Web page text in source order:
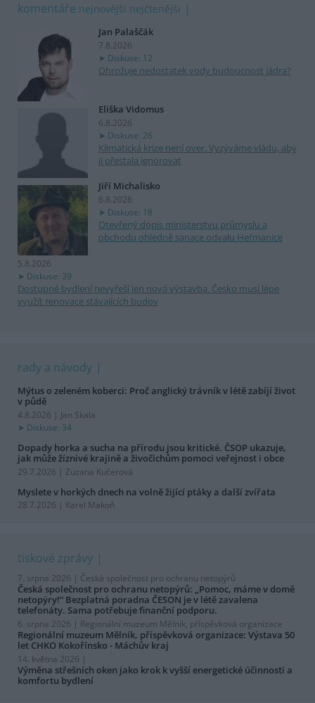
komentáře nejnovější nejčtenější
Jan Palaščák
7.8.2026
Diskuse: 12
Ohrožuje nedostatek vody budoucnost jádra?
Eliška Vidomus
6.8.2026
Diskuse: 26
Klimatická krize není over. Vyzýváme vládu, aby
ji přestala ignorovat
Jiří Michalisko
6.8.2026
Diskuse: 18
Otevřený dopis ministerstvu průmyslu a
obchodu ohledně sanace odvalu Heřmanice
5.8.2026
Diskuse: 39
Dostupné bydlení nevyřeší jen nová výstavba. Česko musí lépe
využít renovace stávajících budov
rady a návody
Mýtus o zeleném koberci: Proč anglický trávník v létě zabíjí život
v půdě
4.8.2026 | Jan Skala
Diskuse: 34
Dopady horka a sucha na přírodu jsou kritické. ČSOP ukazuje,
jak může žíznivé krajině a živočichům pomoci veřejnost i obce
29.7.2026 | Zuzana Kučerová
Myslete v horkých dnech na volně žijící ptáky a další zvířata
28.7.2026 | Karel Makoň
tiskové zprávy
7. srpna 2026 | Česká společnost pro ochranu netopýrů
Česká společnost pro ochranu netopýrů: „Pomoc, máme v domě
netopýry!“ Bezplatná poradna ČESON je v létě zavalena
telefonáty. Sama potřebuje finanční podporu.
6. srpna 2026 | Regionální muzeum Mělník, příspěvková organizace
Regionální muzeum Mělník, příspěvková organizace: Výstava 50
let CHKO Kokořínsko - Máchův kraj
14. května 2026 |
Výměna střešních oken jako krok k vyšší energetické účinnosti a
komfortu bydlení